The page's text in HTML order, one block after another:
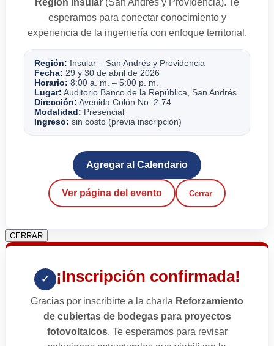
Región Insular (San Andrés y Providencia). Te
esperamos para conectar conocimiento y
experiencia de la ingeniería con enfoque territorial.
Región: Insular – San Andrés y Providencia
Fecha: 29 y 30 de abril de 2026
Horario: 8:00 a. m. – 5:00 p. m.
Lugar: Auditorio Banco de la República, San Andrés
Dirección: Avenida Colón No. 2-74
Modalidad: Presencial
Ingreso: sin costo (previa inscripción)
Agregar al Calendario
Ver página del evento Cerrar
CERRAR
✓ ¡Inscripción confirmada!
Gracias por inscribirte a la charla Reforzamiento
de cubiertas de bodegas para proyectos
fotovoltaicos. Te esperamos para revisar